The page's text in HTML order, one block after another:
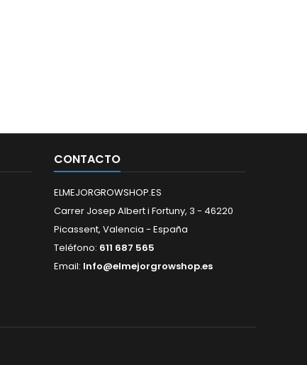
CONTACTO
ELMEJORGROWSHOP.ES
Carrer Josep Albert i Fortuny, 3 - 46220
Picassent, Valencia - España
Teléfono: 611 687 565
Email: Info@elmejorgrowshop.es